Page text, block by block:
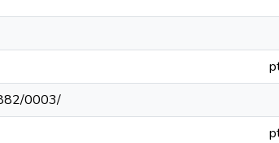
0003/